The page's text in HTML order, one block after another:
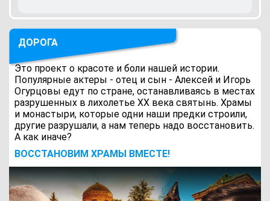
ДОРОГА
Это проект о красоте и боли нашей истории.
Популярные актеры - отец и сын - Алексей и Игорь
Огурцовы едут по стране, останавливаясь в местах
разрушенных в лихолетье ХХ века святынь. Храмы
и монастыри, которые одни наши предки строили,
другие разрушали, а нам теперь надо восстановить.
А как иначе?
ВОCСТАНОВИМ ХРАМЫ ВМЕСТЕ!